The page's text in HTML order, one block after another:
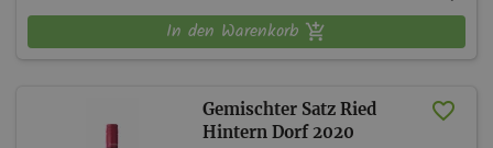
In den Warenkorb
Gemischter Satz Ried
Hintern Dorf 2020